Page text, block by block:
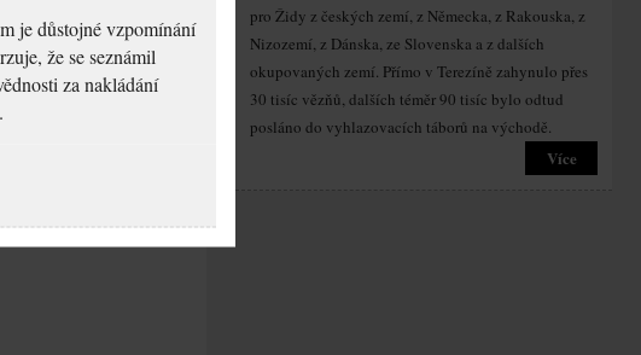
pro Židy z českých zemí, z Německa, z Rakouska, z
Nizozemí, z Dánska, ze Slovenska a z dalších
okupovaných zemí. Přímo v Terezíně zahynulo přes
30 tisíc vězňů, dalších téměr 90 tisíc bylo odtud
posláno do vyhlazovacích táborů na východě.
Více
je důstojné vzpomínání
že se seznámil
za nakládání